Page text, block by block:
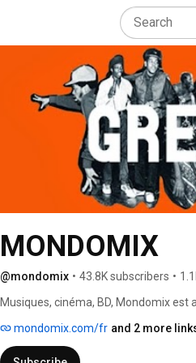
MONDOMIX
@mondomix • 43.8K subscribers •
Musiques, cinéma, BD, Mondomix
vous faire découvrir des artistes
mondomix.com/fr and 2 more